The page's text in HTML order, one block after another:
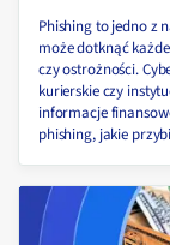
Phishing to jedno z
może dotknąć
czy ostrożności.
kurierskie czy
informacje
phishing, jakie